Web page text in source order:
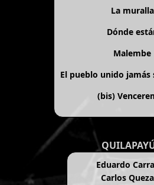
La muralla
Dónde
Malembe
El pueblo unido jamás
(bis)
Eduardo
Carlos